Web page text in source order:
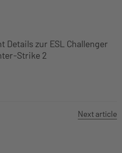
Details zur ESL Challenger
Strike 2
Next article